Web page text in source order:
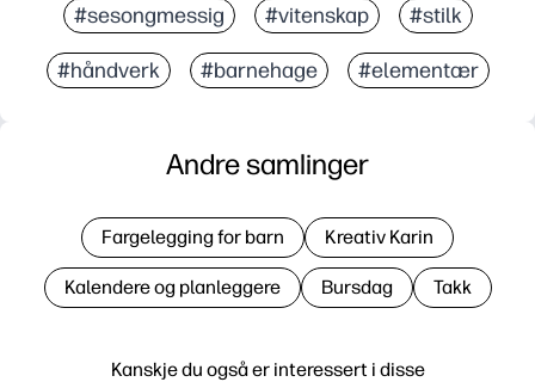
#sesongmessig #vitenskap #stilk
#håndverk #barnehage #elementær
Kanskje du også er interessert i disse
Andre samlinger
Fargelegging for barn Kreativ Karin
Kalendere og planleggere Bursdag Takk